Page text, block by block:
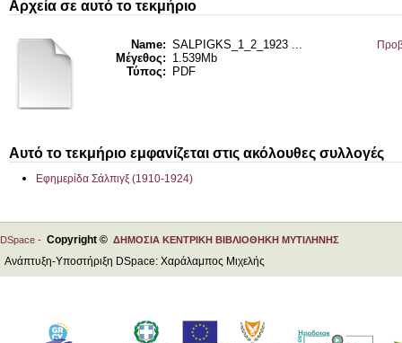
Αρχεία σε αυτό το τεκμήριο
Name: SALPIGKS_1_2_1923 ...
Μέγεθος: 1.539Mb
Τύπος:
PDF
Αυτό το τεκμήριο εμφανίζεται στις ακόλουθες συλλογές
Εφημερίδα Σάλπιγξ (1910-1924)
DSpace - Copyright © ΔΗΜΟΣΙΑ ΚΕΝΤΡΙΚΗ ΒΙΒΛΙΟΘΗΚΗ ΜΥΤΙΛΗΝΗΣ
Ανάπτυξη-Υποστήριξη DSpace: Χαράλαμπος Μιχελής